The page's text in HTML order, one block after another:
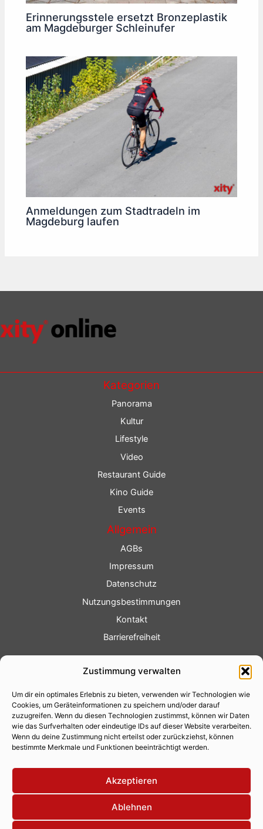
Zustimmung verwalten
Um dir ein optimales Erlebnis zu bieten, verwenden wir Technologien wie
Cookies, um Geräteinformationen zu speichern und/oder darauf
zuzugreifen. Wenn du diesen Technologien zustimmst, können wir Daten
wie das Surfverhalten oder eindeutige IDs auf dieser Website verarbeiten.
Wenn du deine Zustimmung nicht erteilst oder zurückziehst, können
bestimmte Merkmale und Funktionen beeinträchtigt werden.
Akzeptieren
Ablehnen
Erinnerungsstele ersetzt Bronzeplastik
am Magdeburger Schleinufer
Anmeldungen zum Stadtradeln im
Magdeburg laufen
Kategorien
Panorama
Kultur
Lifestyle
Video
Restaurant Guide
Kino Guide
Events
Allgemein
AGBs
Impressum
Datenschutz
Nutzungsbestimmungen
Kontakt
Barrierefreiheit
Fotoservice
Videoservice
Werbung
Contenterstellung
Lokalnachrichten
Lokalfernsehen
Eventkalender